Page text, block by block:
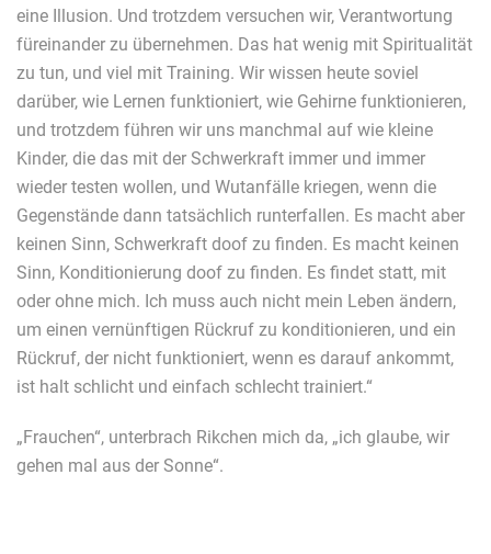
eine Illusion. Und trotzdem versuchen wir, Verantwortung
füreinander zu übernehmen. Das hat wenig mit Spiritualität
zu tun, und viel mit Training. Wir wissen heute soviel
darüber, wie Lernen funktioniert, wie Gehirne funktionieren,
und trotzdem führen wir uns manchmal auf wie kleine
Kinder, die das mit der Schwerkraft immer und immer
wieder testen wollen, und Wutanfälle kriegen, wenn die
Gegenstände dann tatsächlich runterfallen. Es macht aber
keinen Sinn, Schwerkraft doof zu finden. Es macht keinen
Sinn, Konditionierung doof zu finden. Es findet statt, mit
oder ohne mich. Ich muss auch nicht mein Leben ändern,
um einen vernünftigen Rückruf zu konditionieren, und ein
Rückruf, der nicht funktioniert, wenn es darauf ankommt,
ist halt schlicht und einfach schlecht trainiert.“
„Frauchen“, unterbrach Rikchen mich da, „ich glaube, wir
gehen mal aus der Sonne“.